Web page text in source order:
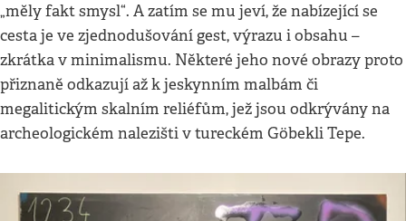
„měly fakt smysl“. A zatím se mu jeví, že nabízející se
cesta je ve zjednodušování gest, výrazu i obsahu –
zkrátka v minimalismu. Některé jeho nové obrazy proto
přiznaně odkazují až k jeskynním malbám či
megalitickým skalním reliéfům, jež jsou odkrývány na
archeologickém nalezišti v tureckém Göbekli Tepe.